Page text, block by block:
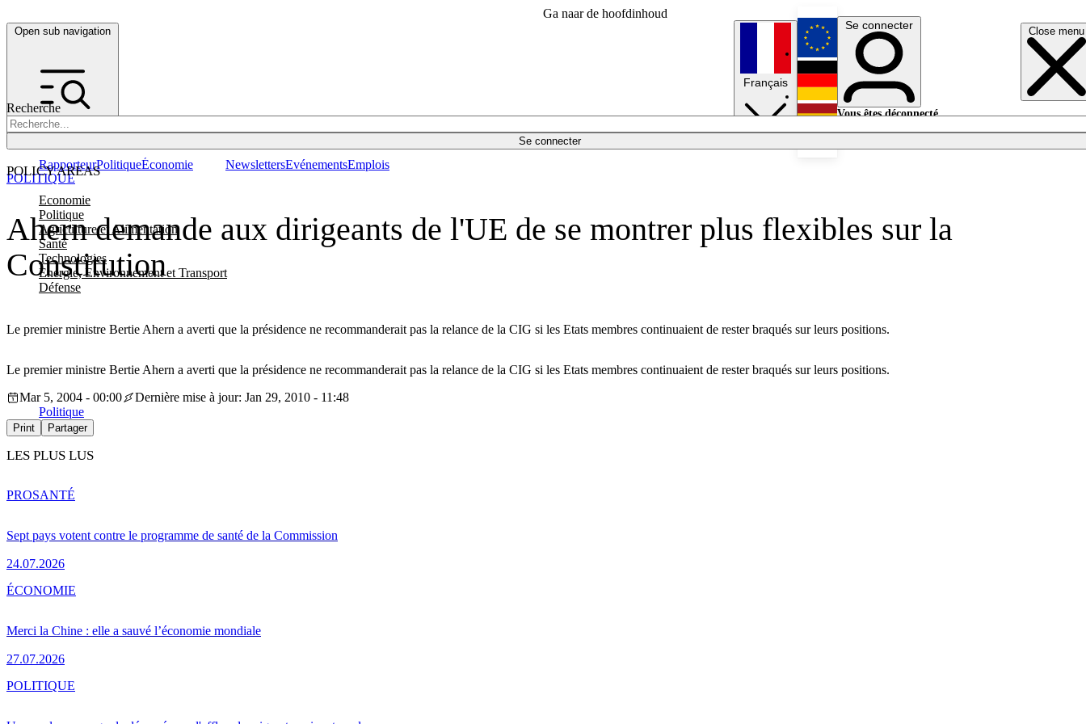
Ga naar de hoofdinhoud
Open sub navigation Close menu
Recherche
Se connecter
POLICY AREAS
Economie
Politique
Agriculture et Alimentation
Santé
Technologies
Energie, Environnement et Transport
Défense
RapporteurPolitiqueÉconomie NewslettersEvénementsEmplois
Français
English
Deutsch
Se connecter
Vous êtes déconnecté.
Ahern demande aux dirigeants de l'UE de se montrer plus flexibles sur la
Constitution
Le premier ministre Bertie Ahern a averti que la présidence ne recommanderait pas la relance de la CIG si les Etats membres continuaient de rester braqués sur leurs positions.
POLITIQUE
Le premier ministre Bertie Ahern a averti que la présidence ne recommanderait pas la relance de la CIG si les Etats membres continuaient de rester braqués sur leurs positions.
Mar 5, 2004 - 00:00
Dernière mise à jour: Jan 29, 2010 - 11:48
Politique
Print Partager
LES PLUS LUS
Sept pays votent contre le programme de santé de la Commission
24.07.2026
PROSANTÉ
Merci la Chine : elle a sauvé l’économie mondiale
27.07.2026
ÉCONOMIE
POLITIQUE